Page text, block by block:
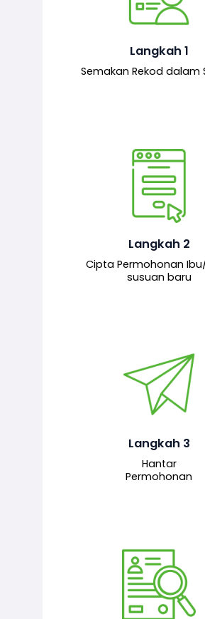
Langkah 1
Semakan Rekod dalam
Semakan ke atas sejarah
yang pernah dibuat oleh
Langkah 2
Cipta Permohonan
susuan baru
Pemohon mengisi
permohonan bagi
baharu melalui
Langkah 3
Hantar
Permohonan
Permohonan yang
untuk proses semakan
bertanggungjawab.
Pegawai penyemak
maklumat yang
semua maklumat adalah